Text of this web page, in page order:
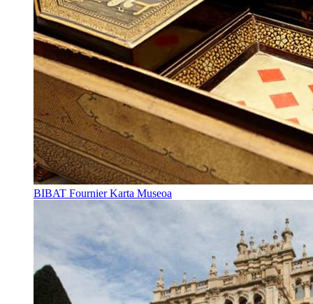
BIBAT Fournier Karta Museoa